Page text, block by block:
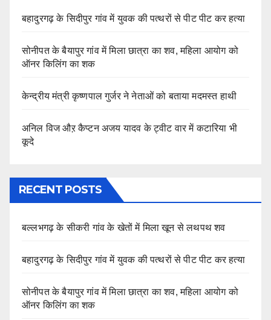
बहादुरगढ़ के सिदीपुर गांव में युवक की पत्थरों से पीट पीट कर हत्या
सोनीपत के बैयापुर गांव में मिला छात्रा का शव, महिला आयोग को
ऑनर किलिंग का शक
केन्द्रीय मंत्री कृष्णपाल गुर्जर ने नेताओं को बताया मदमस्त हाथी
अनिल विज औऱ कैप्टन अजय यादव के ट्वीट वार में कटारिया भी
कूदे
RECENT POSTS
बल्लभगढ़ के सीकरी गांव के खेतों में मिला खून से लथपथ शव
बहादुरगढ़ के सिदीपुर गांव में युवक की पत्थरों से पीट पीट कर हत्या
सोनीपत के बैयापुर गांव में मिला छात्रा का शव, महिला आयोग को
ऑनर किलिंग का शक